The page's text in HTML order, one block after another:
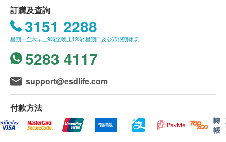
肝功能
谷丙轉氨酶
腎功能
肌酸酐
甲狀腺
游離甲狀腺素
HK$250.0
運動心電圖
HK$3,500.0
(2) 沒有家長或監護人陪同者：
預先取同意書並由家長或監護人簽署妥當，客
人可由其他成年人陪同到中心，出示已簽
的同意書及簽署者的身份證明文件副本，經核實無
誤後可提供服務。
B. 16歳至未滿18人士
預先取同意書並由家長或監護人簽署妥當，可接受
客人自行到中心，出示已簽署的同意書及簽署者的
身份證明文件副本核實無誤後可提供服務。
訂購及查詢
3151 2288
星期一至六早上9時至晚上12時; 星期日及公眾假期休息
5283 4117
support@esdlife.com
付款方法
轉
帳